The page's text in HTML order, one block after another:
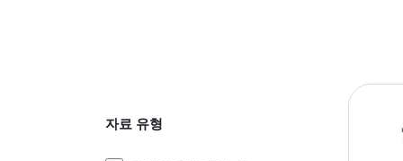
자료 유형